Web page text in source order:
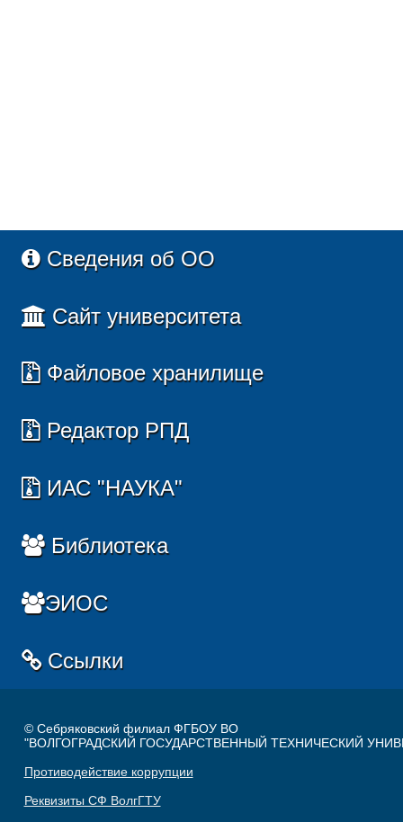
Сведения об ОО
Сайт университета
Файловое хранилище
Редактор РПД
ИАС "НАУКА"
Библиотека
ЭИОС
Ссылки
© Себряковский филиал ФГБОУ ВО
"ВОЛГОГРАДСКИЙ ГОСУДАРСТВЕННЫЙ ТЕХНИЧЕСКИЙ
Противодействие коррупции
Реквизиты СФ ВолгГТУ